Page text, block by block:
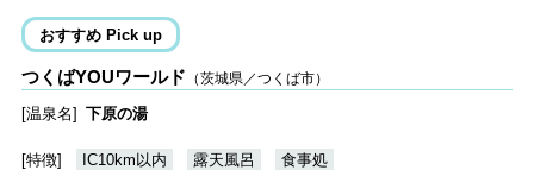
おすすめ Pick up
つくばYOUワールド （茨城県／つくば市）
[温泉名] 下原の湯
[特徴] IC10km以内 露天風呂 食事処